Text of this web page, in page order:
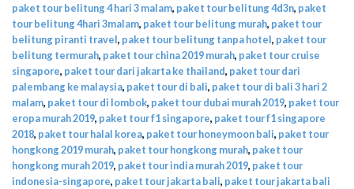
paket tour belitung 4 hari 3 malam, paket tour belitung 4d3n, paket
tour belitung 4hari 3malam, paket tour belitung murah, paket tour
belitung piranti travel, paket tour belitung tanpa hotel, paket tour
belitung termurah, paket tour china 2019 murah, paket tour cruise
singapore, paket tour dari jakarta ke thailand, paket tour dari
palembang ke malaysia, paket tour di bali, paket tour di bali 3 hari 2
malam, paket tour di lombok, paket tour dubai murah 2019, paket tour
eropa murah 2019, paket tour f1 singapore, paket tour f1 singapore
2018, paket tour halal korea, paket tour honeymoon bali, paket tour
hongkong 2019 murah, paket tour hongkong murah, paket tour
hongkong murah 2019, paket tour india murah 2019, paket tour
indonesia-singapore, paket tour jakarta bali, paket tour jakarta bali